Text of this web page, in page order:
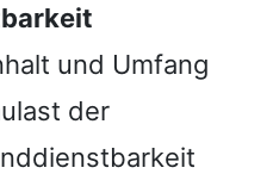
und Umfang
der